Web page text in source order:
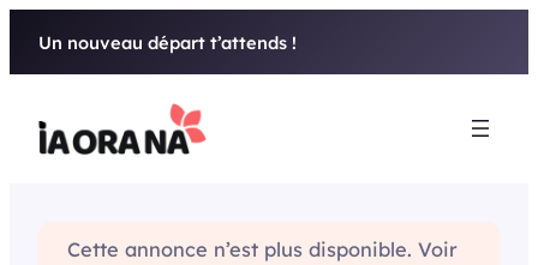
Un nouveau départ t’attends !
Cette annonce n’est plus disponible. Voir